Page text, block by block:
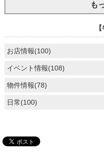
も
お店情報(100)
イベント情報(108)
物件情報(78)
日常(100)